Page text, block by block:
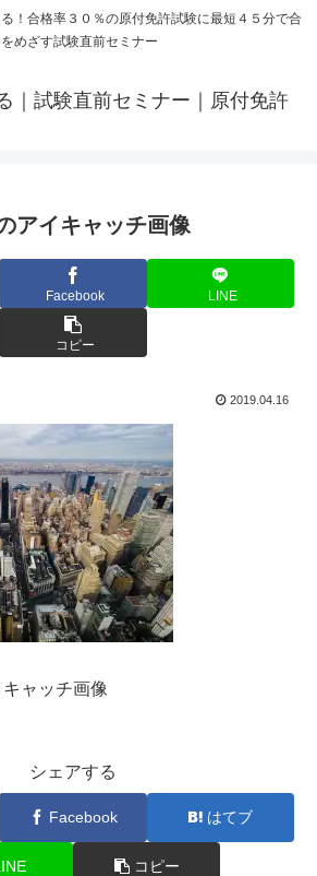
！合格率３０％の原付免許試験に最短４５分で合
めざす試験直前セミナー
｜試験直前セミナー｜原付免許
アイキャッチ画像
Facebook LINE
コピー
2019.04.16
ャッチ画像
シェアする
Facebook はてブ
コピー